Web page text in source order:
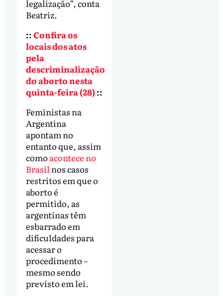
legalização”, conta
Beatriz.
::Confira os
locais dos atos
pela
descriminalização
do aborto nesta
quinta-feira (28)::
Feministas na
Argentina
apontam no
entanto que, assim
como acontece no
Brasil nos casos
restritos em que o
aborto é
permitido, as
argentinas têm
esbarrado em
dificuldades para
acessar o
procedimento –
mesmo sendo
previsto em lei.